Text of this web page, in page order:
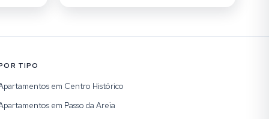
TIPO
em Centro Histórico
em Passo da Areia